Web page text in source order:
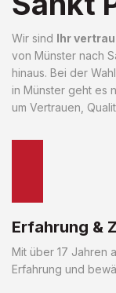
Wir sind Ihr
von Münster nach
hinaus. Bei der
in Münster geht es
um Vertrauen,
Erfahrung &
Mit über 17 Jahren
Erfahrung und